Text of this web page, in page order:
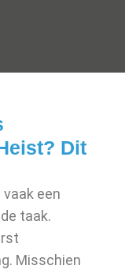
Dit
een
taak.
Misschien